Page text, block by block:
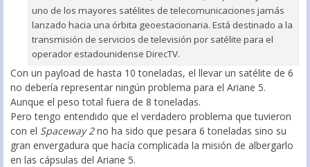
uno de los mayores satélites de telecomunicaciones jamás
lanzado hacia una órbita geoestacionaria. Está destinado a la
transmisión de servicios de televisión por satélite para el
operador estadounidense DirecTV.
Con un payload de hasta 10 toneladas, el llevar un satélite de 6
no debería representar ningún problema para el Ariane 5.
Aunque el peso total fuera de 8 toneladas.
Pero tengo entendido que el verdadero problema que tuvieron
con el Spaceway 2no ha sido que pesara 6 toneladas sino su
gran envergadura que hacía complicada la misión de albergarlo
en las cápsulas del Ariane 5.